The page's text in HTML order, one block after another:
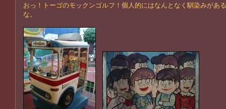
おっ！トーゴのモックンゴルフ！個人的にはなんとなく馴染みがあ
な。